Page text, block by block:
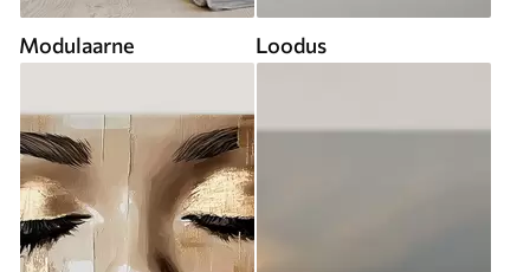
Modulaarne Loodus